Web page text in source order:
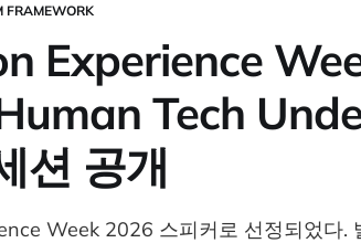
FRAMEWORK
Experience
Tech
션 공개
Week 2026 스피커로 선정되었다.